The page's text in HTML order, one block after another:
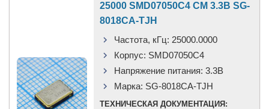
25000 SMD07050C4 CM 3.3В SG-
8018CA-TJH
Частота, кГц: 25000.0000
Корпус: SMD07050C4
Напряжение питания: 3.3В
Марка: SG-8018CA-TJH
ТЕХНИЧЕСКАЯ ДОКУМЕНТАЦИЯ: